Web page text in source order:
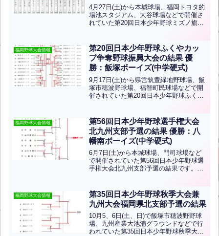
4月27日(土)から本城球場、福岡トヨタ的
場池スタジアム、大谷球場などで開催さ
れていた第20回日本少年野球ミズノ旗争
位は宮崎県南ボーイズ、県央宮崎ボーイ
ズです。おめでと...全文はクリック
福岡野球大会情報
第20回日本少年野球ふくやカッ
プ争奪野球振興大会の結果 優
勝：飯塚ボーイズ(中学硬式)
9月17日(土)から県営筑豊緑地野球場、飯
塚市穂波野球場、福智町民球場などで開
催されていた第20回日本少年野球ふくや
ズです！おめでとうございます！北九州
支部からは上津役...全文はクリック
福岡野球大会情報
第56回日本少年野球選手権大会
北九州支部予選の結果 優勝：八
幡南ボーイズ(中学硬式)
6月7日(土)から本城球場、門司球場など
で開催されていた第56回日本少年野球選
手権大会北九州支部予選の結果です。優
南ボーイズは第56回日本少年野球選手権
大会・第19回ジ...全文はクリック
福岡野球大会情報
第35回日本少年野球秋季大会兼
九州大会福岡県北支部予選の結果
10月5、6日(土、日)で飯塚市穂波野野球
場、九州産業大池浦グラウンドなどで行
われていた第35回日本少年野球秋季大会